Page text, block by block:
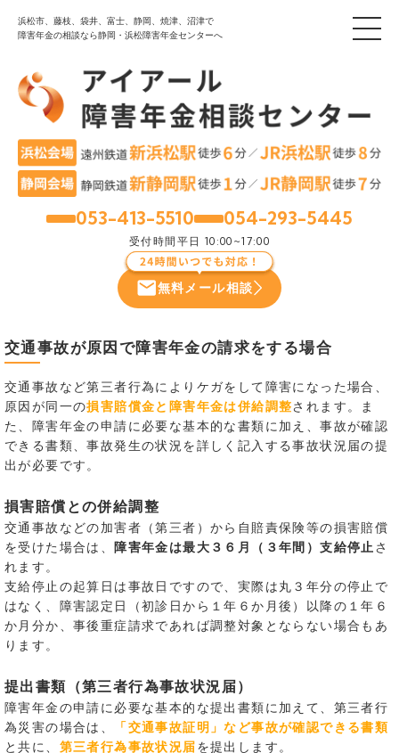
浜松市、藤枝、袋井、富士、静岡、焼津、沼津で
障害年金の相談なら静岡・浜松障害年金センターへ
053-413-5510 054-293-5445
受付時間 平日 10:00~17:00
無料メール相談
交通事故が原因で障害年金の請求をする場合
交通事故など第三者行為によりケガをして障害になった場合、
原因が同一の損害賠償金と障害年金は併給調整されます。ま
た、障害年金の申請に必要な基本的な書類に加え、事故が確認
できる書類、事故発生の状況を詳しく記入する事故状況届の提
出が必要です。
損害賠償との併給調整
交通事故などの加害者（第三者）から自賠責保険等の損害賠償
を受けた場合は、 障害年金は最大３６月（３年間）支給停止さ
れます。
支給停止の起算日は事故日ですので、実際は丸３年分の停止で
はなく、障害認定日（初診日から１年６か月後）以降の１年６
か月分か、事後重症請求であれば調整対象とならない場合もあ
ります。
提出書類（第三者行為事故状況届）
障害年金の申請に必要な基本的な提出書類に加えて、第三者行
為災害の場合は、
「交通事故証明」など事故が確認できる書類
と共に、 第三者行為事故状況届を提出します。